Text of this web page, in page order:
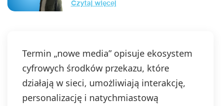
Czytaj więcej
Termin „nowe media” opisuje ekosystem
cyfrowych środków przekazu, które
działają w sieci, umożliwiają interakcję,
personalizację i natychmiastową